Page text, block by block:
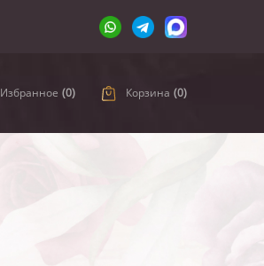
Избранное (0) Корзина (0)